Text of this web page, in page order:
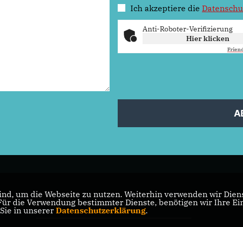
Ich akzeptiere die
Anti-Roboter-Verifizierung
Hier klicken
CDU Mecklenburg-Vorpommern
um die Webseite zu nutzen. Weiterhin verwenden wir
die Verwendung bestimmter Dienste, benötigen wir Ihre
in unserer Datenschutzerklärung.